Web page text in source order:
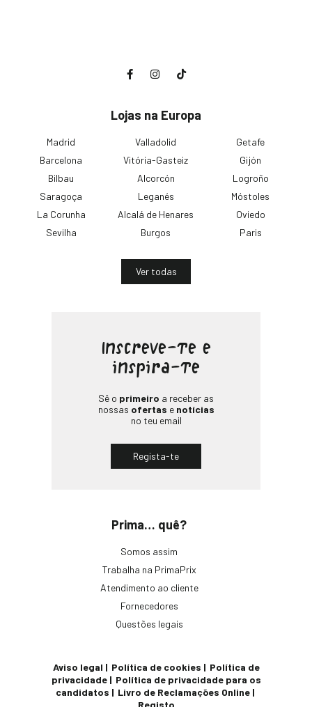
Lojas na Europa
Madrid
Barcelona
Bilbau
Saragoça
La Corunha
Sevilha
Valladolid
Vitória-Gasteiz
Alcorcón
Leganés
Alcalá de Henares
Burgos
Getafe
Gijón
Logroño
Móstoles
Oviedo
Paris
Ver todas
Prima… quê?
Somos assim
Trabalha na PrimaPrix
Atendimento ao cliente
Fornecedores
Questões legais
Inscreve-te e
inspira-te
Sê o primeiro a receber as
nossas ofertas e notícias
no teu email
Regista-te
Aviso legal Política de cookies
Política de
privacidade
Política de privacidade para os
candidatos
Livro de Reclamações Online